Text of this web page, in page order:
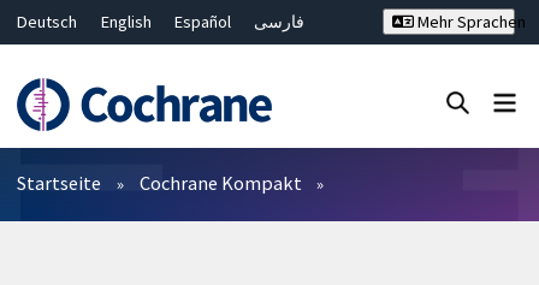
Deutsch English Español
فارسی
Bahasa Malaysia
ไทย
繁體中文
简体中文
Mehr Sprachen
Filter
Startseite Cochrane Kompakt